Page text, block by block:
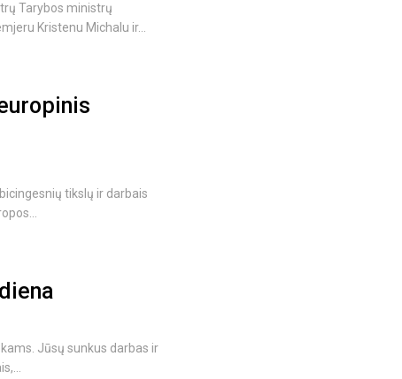
Tarybos ministrų
Kristenu Michalu ir...
tikslų ir darbais
Jūsų sunkus darbas ir